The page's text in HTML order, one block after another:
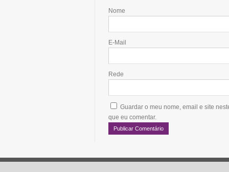
Nome
E-Mail
Rede
Guardar o meu nome, email e site
que eu comentar.